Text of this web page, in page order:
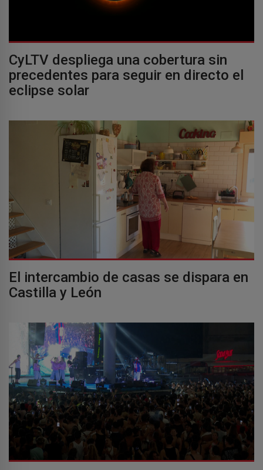
CyLTV despliega una cobertura sin
precedentes para seguir en directo el
eclipse solar
El intercambio de casas se dispara en
Castilla y León